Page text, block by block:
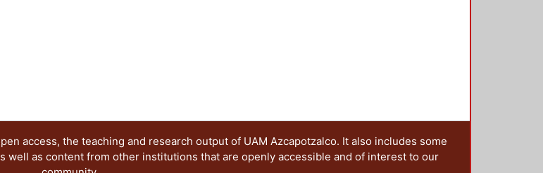
access, the teaching and research output of UAM Azcapotzalco. It also includes some
as content from other institutions that are openly accessible and of interest to our